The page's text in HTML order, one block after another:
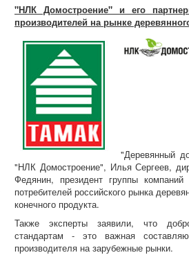
"НЛК Домостроение" и его
производителей на рынке
"Деревянный
"НЛК Домостроение", Илья Сергеев,
Федянин, президент группы
потребителей российского рынка
конечного продукта.
Также эксперты заявили, что
стандартам - это важная
производителя на зарубежные рынки.